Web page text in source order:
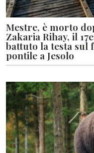
Mestre, è morto
Zakaria Rihay, il
battuto la testa sul
pontile a Jesolo